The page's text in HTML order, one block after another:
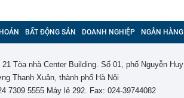
BẤT ĐỘNG SẢN DOANH NGHIỆP NGÂN HÀNG
Tòa nhà Center Building. Số 01, phố Nguyễn Huy
Thanh Xuân, thành phố Hà Nội
7309 5555 Máy lẻ 292. Fax: 024-39744082